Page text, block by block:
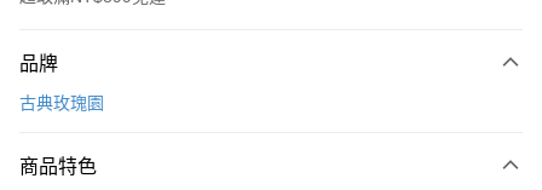
信用卡一次付款
Apple Pay
品牌
古典玫瑰園
商品特色